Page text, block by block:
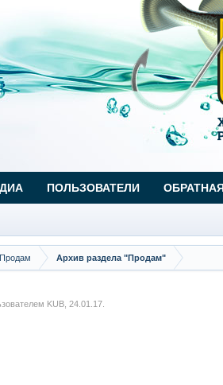
Продам Архив раздела "Продам"
KUB, 24.01.17.
ПОЛЬЗОВАТЕЛИ